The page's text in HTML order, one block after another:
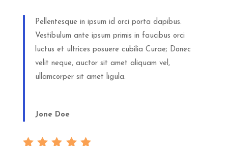
Pellentesque in ipsum id orci porta dapibus.
Vestibulum ante ipsum primis in faucibus orci
luctus et ultrices posuere cubilia Curae; Donec
velit neque, auctor sit amet aliquam vel,
ullamcorper sit amet ligula.
Jone Doe